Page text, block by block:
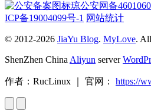
琼公安网备
ICP备19004099号-1 网站统计
© 2012-2026 JiaYu Blog. MyLove.
ShenZhen China Aliyun server
作者：RucLinux ｜ 官网： https://